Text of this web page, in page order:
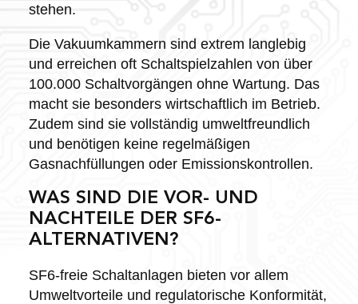
stehen.
Die Vakuumkammern sind extrem langlebig
und erreichen oft Schaltspielzahlen von über
100.000 Schaltvorgängen ohne Wartung. Das
macht sie besonders wirtschaftlich im Betrieb.
Zudem sind sie vollständig umweltfreundlich
und benötigen keine regelmäßigen
Gasnachfüllungen oder Emissionskontrollen.
WAS SIND DIE VOR- UND
NACHTEILE DER SF6-
ALTERNATIVEN?
SF6-freie Schaltanlagen bieten vor allem
Umweltvorteile und regulatorische Konformität,